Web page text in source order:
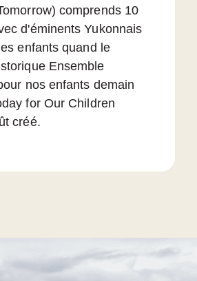
comprends 10
d'éminents Yukonnais
enfants quand le
Ensemble
nos enfants demain
for Our Children
créé.